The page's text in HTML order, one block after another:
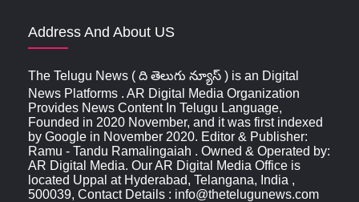
Address And About US
The Telugu News ( ది తెలుగు న్యూస్‌ ) is an Digital
News Platforms . AR Digital Media Organization
Provides News Content In Telugu Language,
Founded in 2020 November, and it was first indexed
by Google in November 2020. Editor & Publisher:
Ramu - Tandu Ramalingaiah . Owned & Operated by:
AR Digital Media. Our AR Digital Media Office is
located Uppal at Hyderabad, Telangana, India ,
500039, Contact Details : info@thetelugunews.com